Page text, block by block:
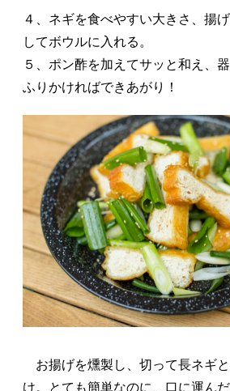
４、ネギを食べやすい大きさ、揚
してボウルに入れる。
５、ポン酢を加えてサッと和え、
ふりかければできあがり！
お揚げを燻製し、切って長ネギ
け。とても簡単なのに、口に運ん